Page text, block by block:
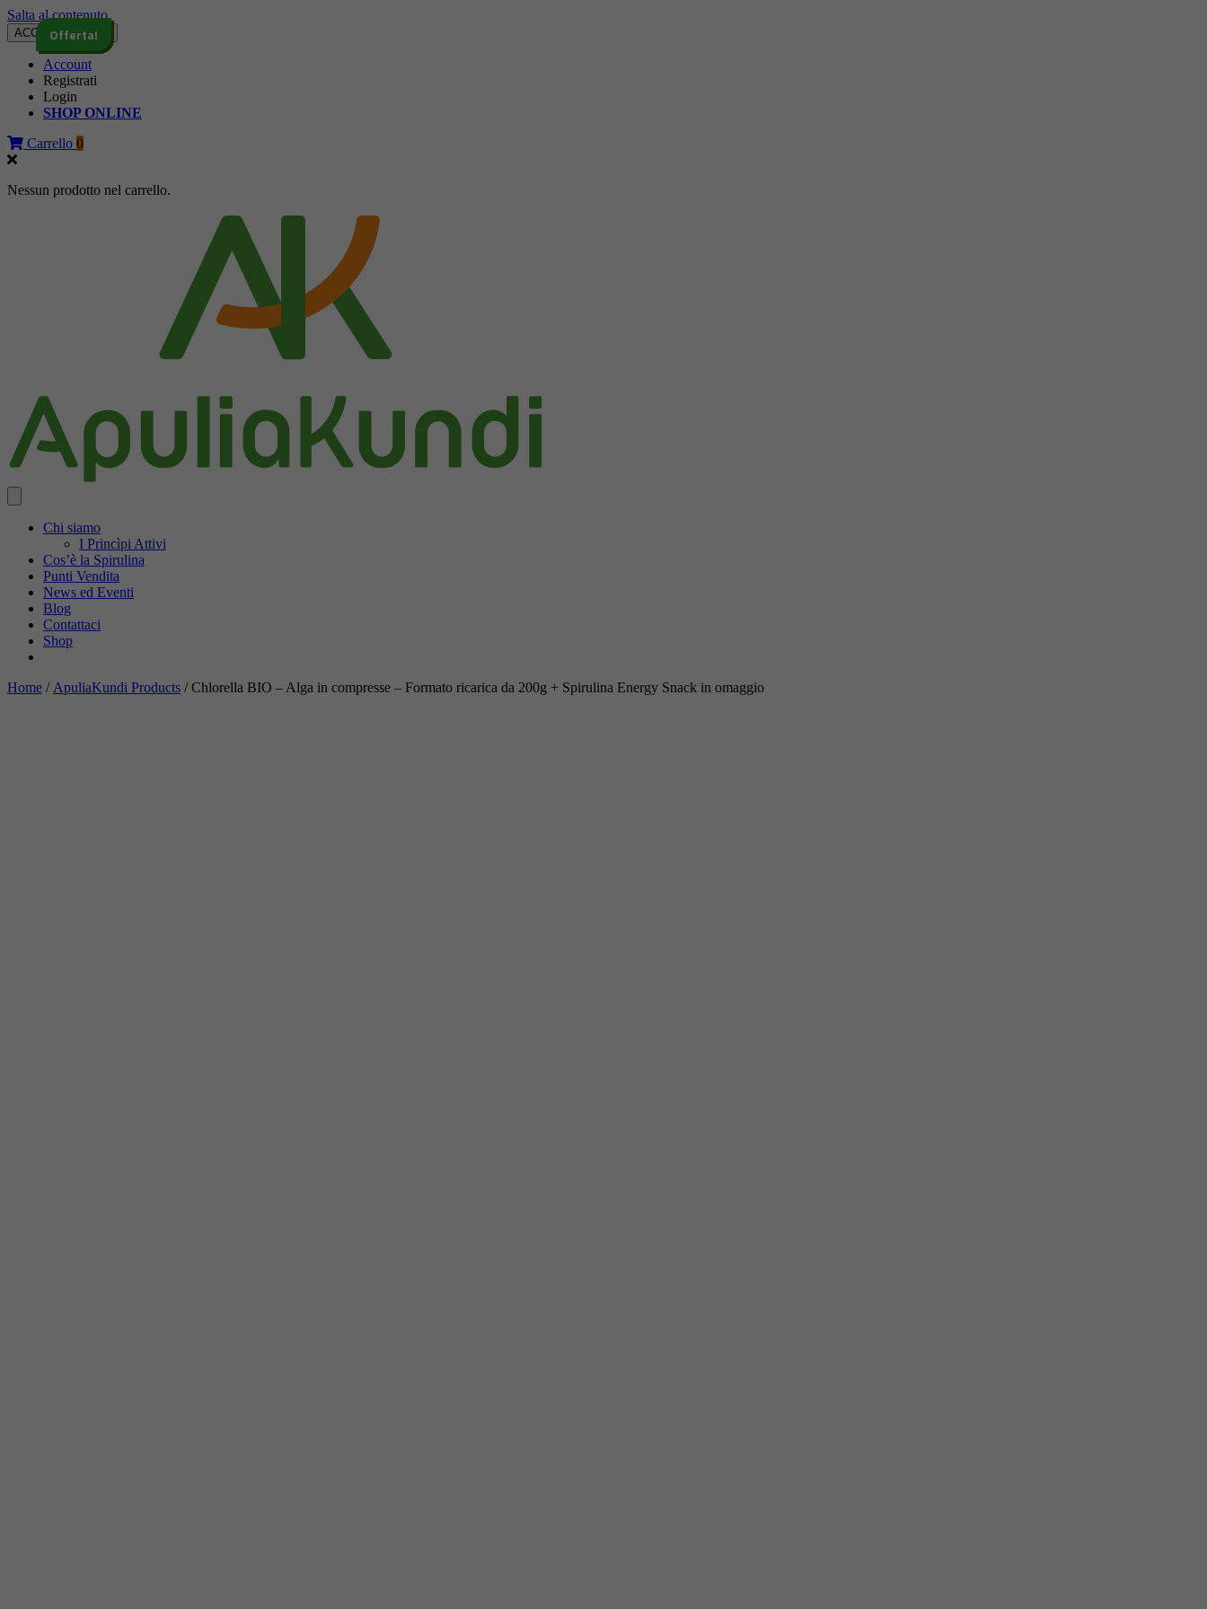
Salta al contenuto
ACCCEDI - SHOP
Account
Registrati
Login
SHOP ONLINE
Carrello 0
Nessun prodotto nel carrello.
Chi siamo
I Princìpi Attivi
Cos’è la Spirulina
Punti Vendita
News ed Eventi
Blog
Contattaci
Shop
Home / ApuliaKundi Products / Chlorella BIO – Alga in compresse – Formato ricarica da 200g + Spirulina Energy Snack in omaggio
Offerta!